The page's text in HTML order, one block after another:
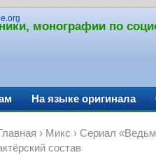
монографии по
› Микс › Сериал
состав
На языке оригинала